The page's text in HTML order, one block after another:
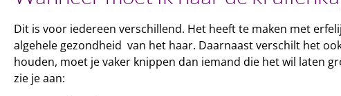
Dit is voor iedereen verschillend. Het heeft te maken met
algehele gezondheid van het haar. Daarnaast verschilt het
houden, moet je vaker knippen dan iemand die het wil laten
zie je aan: